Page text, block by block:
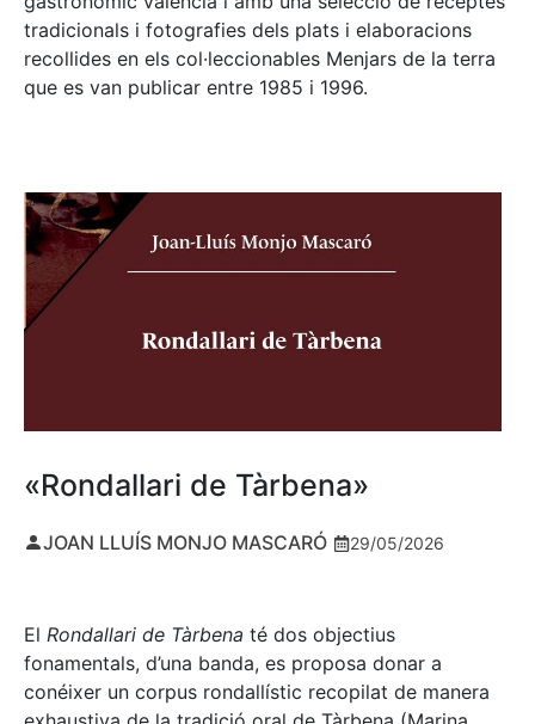
tradicionals i fotografies dels plats i elaboracions
recollides en els col·leccionables Menjars de la terra
que es van publicar entre 1985 i 1996.
«Rondallari de Tàrbena»
JOAN LLUÍS MONJO MASCARÓ 29/05/2026
El Rondallari de Tàrbena té dos objectius
fonamentals, d’una banda, es proposa donar a
conéixer un corpus rondallístic recopilat de manera